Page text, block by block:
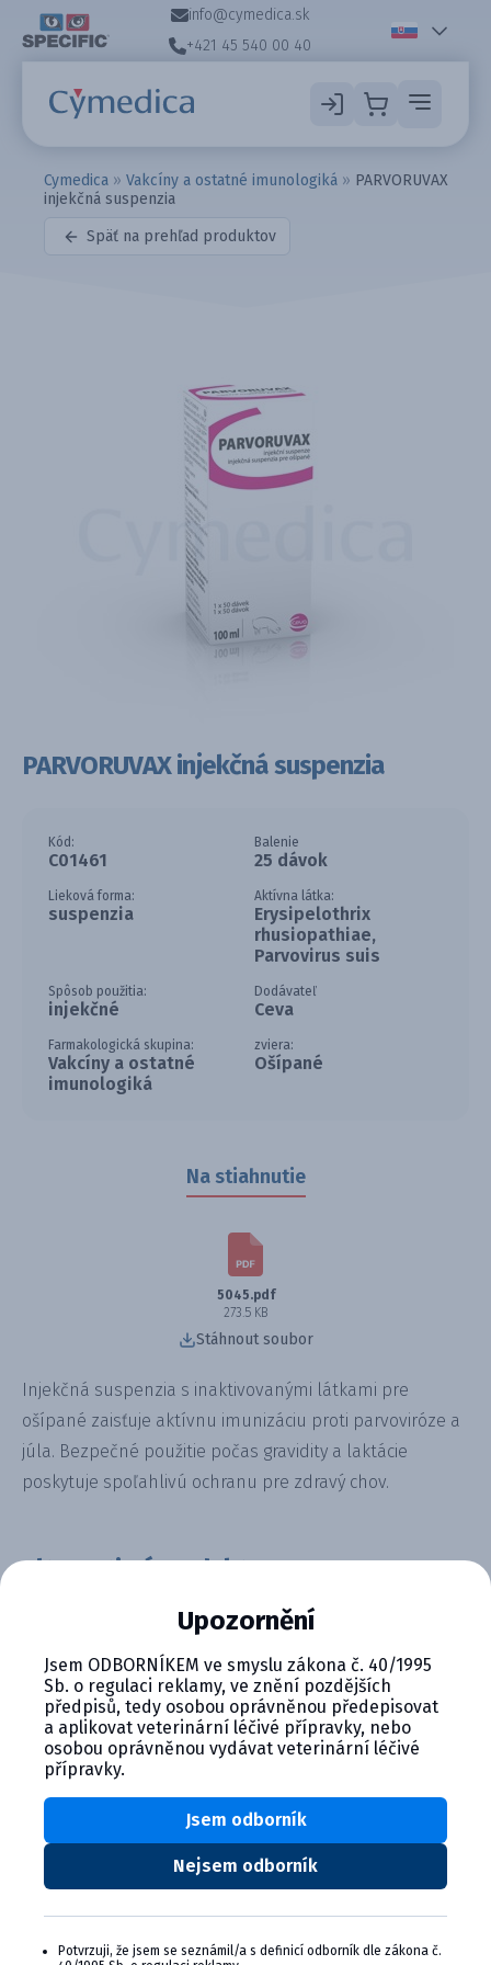
info@cymedica.sk
+421 45 540 00 40
Cymedica » Vakcíny a ostatné imunologiká » PARVORUVAX
injekčná suspenzia
Späť na prehľad produktov
PARVORUVAX injekčná suspenzia
Kód:
C01461
Balenie
25 dávok
Lieková forma:
suspenzia
Aktívna látka:
Erysipelothrix
rhusiopathiae,
Parvovirus suis
Spôsob použitia:
injekčné
Dodávateľ
Ceva
Farmakologická skupina:
Vakcíny a ostatné
imunologiká
zviera:
Ošípané
Na stiahnutie
5045.pdf
273.5 KB
Stáhnout soubor
Injekčná suspenzia s inaktivovanými látkami pre
ošípané zaisťuje aktívnu imunizáciu proti parvoviróze a
júla. Bezpečné použitie počas gravidity a laktácie
poskytuje spoľahlivú ochranu pre zdravý chov.
Alternativní produkty
ERYSENG injekčná suspenzia pre...
Product details
Upozornění
Jsem ODBORNÍKEM ve smyslu zákona č. 40/1995
Sb. o regulaci reklamy, ve znění pozdějších
předpisů, tedy osobou oprávněnou předepisovat
a aplikovat veterinární léčivé přípravky, nebo
osobou oprávněnou vydávat veterinární léčivé
přípravky.
Nejsem odborník
Jsem odborník
Potvrzuji, že jsem se seznámil/a s definicí odborník dle zákona č.